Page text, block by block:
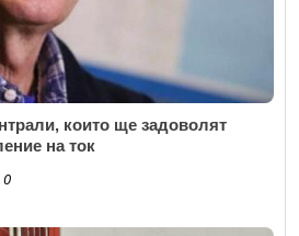
които ще задоволят
на ток
0